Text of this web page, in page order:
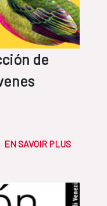
de
EN SAVOIR PLUS